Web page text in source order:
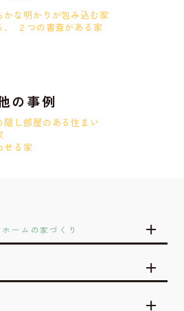
な明かりが包み込む家
２つの書斎がある家
の事例
し部屋のある住まい
せる家
ホームの家づくり